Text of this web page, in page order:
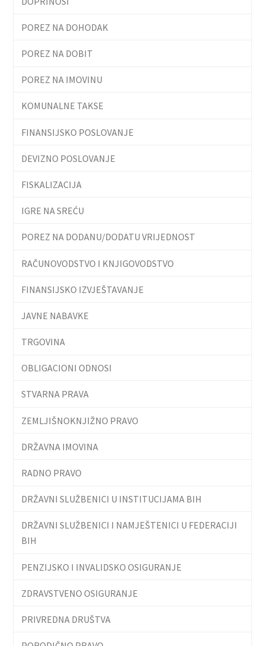
POREZ NA DOHODAK
POREZ NA DOBIT
POREZ NA IMOVINU
KOMUNALNE TAKSE
FINANSIJSKO POSLOVANJE
DEVIZNO POSLOVANJE
FISKALIZACIJA
IGRE NA SREĆU
POREZ NA DODANU/DODATU VRIJEDNOST
RAČUNOVODSTVO I KNJIGOVODSTVO
FINANSIJSKO IZVJEŠTAVANJE
JAVNE NABAVKE
TRGOVINA
OBLIGACIONI ODNOSI
STVARNA PRAVA
ZEMLJIŠNOKNJIŽNO PRAVO
DRŽAVNA IMOVINA
RADNO PRAVO
DRŽAVNI SLUŽBENICI U INSTITUCIJAMA BIH
DRŽAVNI SLUŽBENICI I NAMJEŠTENICI U FEDERACIJI
BIH
PENZIJSKO I INVALIDSKO OSIGURANJE
ZDRAVSTVENO OSIGURANJE
PRIVREDNA DRUŠTVA